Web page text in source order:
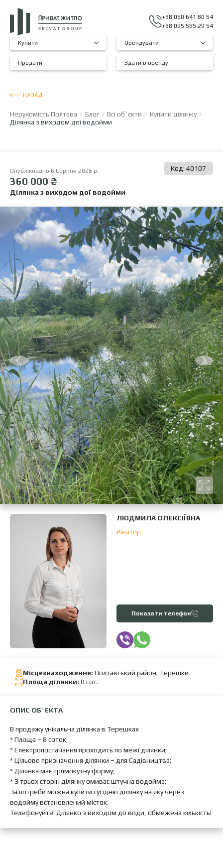
+38 050 641 80 54
+38 095 555 29 54
Купити Орендувати
Продати Здати в оренду
НАЗАД
Нерухомість Полтава Блог Всі об`єкти
Купити ділянку
Ділянка з виходом дої водойми
Опубліковано 6 Серпня 2026 р. Код: 40107
360 000 ₴
Ділянка з виходом дої водойми
ЛЮДМИЛА ОЛЕКСІЇВНА
Ріелтор
Показати телефон
Місцезнаходження: Полтавський район, Терешки
Площа ділянки: 8 сот.
ОПИС ОБ`ЄКТА
В продажу унікальна ділянка в Терешках
* Площа – 8 соток;
* Електропостачання проходить по межі ділянки;
* Цільове призначення ділянки – для Садівництва;
* Ділянка має прямокутну форму;
* З трьох сторін ділянку омиває штучна водойма;
За потреби можна купити сусідню ділянку на яку через
водойму встановлений місток.
Телефонуйте! Ділянко з виходом до води, обмежена кількість!